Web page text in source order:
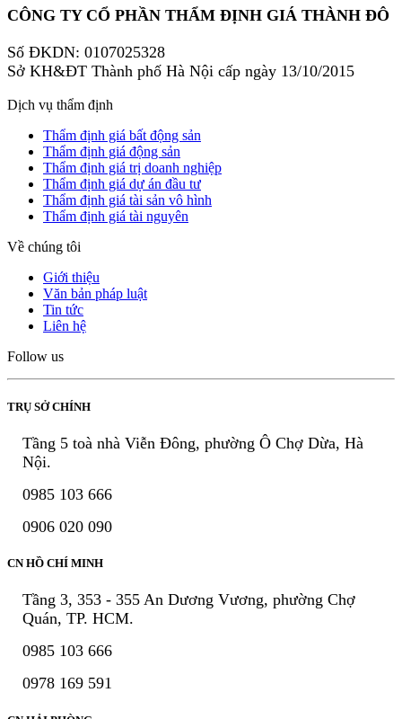
CÔNG TY CỔ PHẦN THẨM ĐỊNH GIÁ THÀNH ĐÔ
Số ĐKDN: 0107025328
Sở KH&ĐT Thành phố Hà Nội cấp ngày 13/10/2015
Dịch vụ thẩm định
Thẩm định giá bất động sản
Thẩm định giá động sản
Thẩm định giá trị doanh nghiệp
Thẩm định giá dự án đầu tư
Thẩm định giá tài sản vô hình
Thẩm định giá tài nguyên
Về chúng tôi
Giới thiệu
Văn bản pháp luật
Tin tức
Liên hệ
Follow us
TRỤ SỞ CHÍNH
Tầng 5 toà nhà Viễn Đông, phường Ô Chợ Dừa, Hà
Nội.
0985 103 666
0906 020 090
CN HỒ CHÍ MINH
Tầng 3, 353 - 355 An Dương Vương, phường Chợ
Quán, TP. HCM.
0985 103 666
0978 169 591